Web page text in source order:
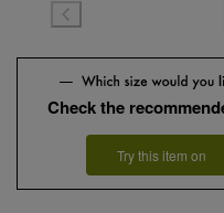
Check the
Try this item on